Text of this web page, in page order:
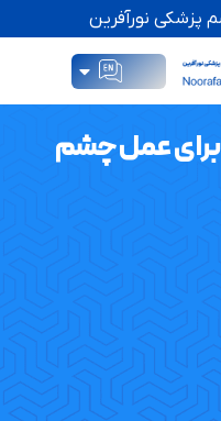
نورآفرین
» بهترین دستگاه لیزر برای عمل
برای عمل چشم